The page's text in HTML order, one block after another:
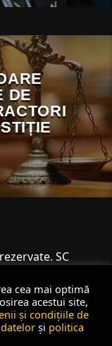
DE
SC
cea mai optimă
acestui site,
și condițiile de
și politica